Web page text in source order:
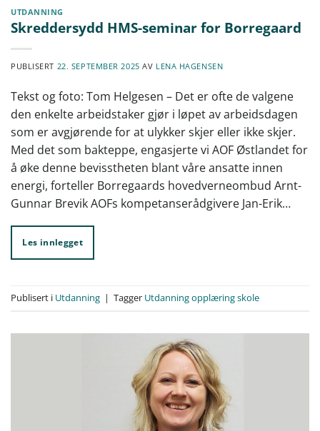
UTDANNING
Skreddersydd HMS-seminar for Borregaard
PUBLISERT 22. SEPTEMBER 2025 AV LENA HAGENSEN
Tekst og foto: Tom Helgesen – Det er ofte de valgene
den enkelte arbeidstaker gjør i løpet av arbeidsdagen
som er avgjørende for at ulykker skjer eller ikke skjer.
Med det som bakteppe, engasjerte vi AOF Østlandet for
å øke denne bevisstheten blant våre ansatte innen
energi, forteller Borregaards hovedverneombud Arnt-
Gunnar Brevik AOFs kompetanserådgivere Jan-Erik…
Les innlegget
Publisert i Utdanning | Tagger Utdanning opplæring skole